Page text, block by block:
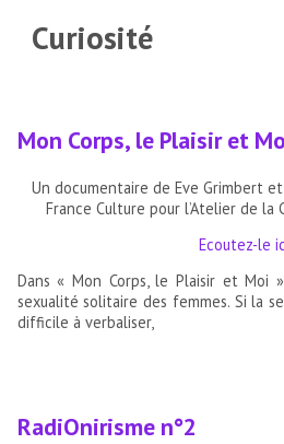
Curiosité
Mon Corps, le Plaisir et
Un documentaire de Eve Grimbert
France Culture pour l’Atelier de la
Ecoutez-le
Dans « Mon Corps, le Plaisir et Moi
sexualité solitaire des femmes. Si la
difficile à verbaliser,
RadiOnirisme n°2